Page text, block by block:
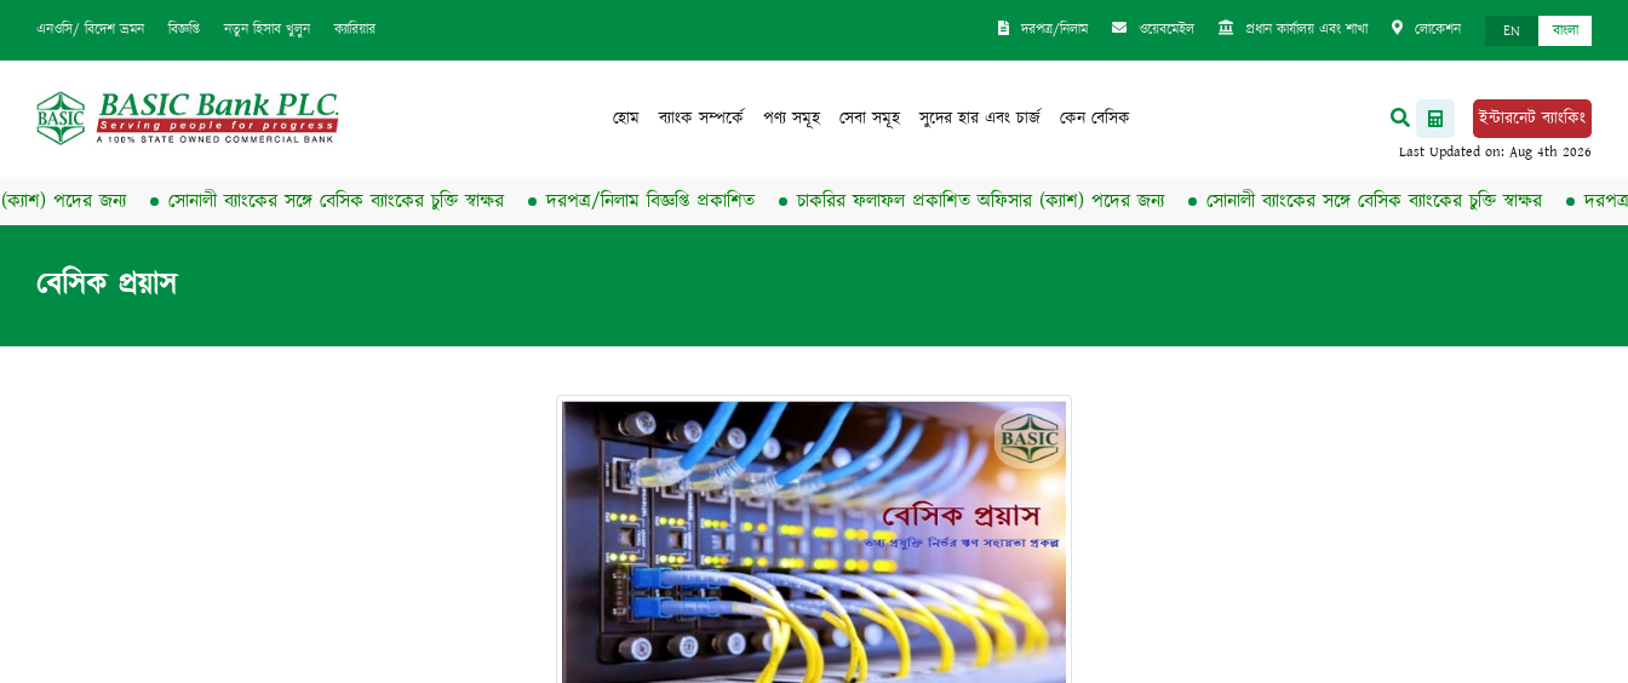
এনওসি/ বিদেশ ভ্রমন বিজ্ঞপ্তি নতুন হিসাব খুলুন ক্যারিয়ার দরপত্র/নিলাম ওয়েবমেইল প্রধান কার্যালয় এবং শাখা লোকেশন EN বাংলা
হোম ব্যাংক সম্পর্কে পণ্য সমূহ সেবা সমূহ সুদের হার এবং চার্জ কেন বেসিক ইন্টারনেট ব্যাংকিং
পদের জন্য সোনালী ব্যাংকের সঙ্গে বেসিক ব্যাংকের চুক্তি স্বাক্ষর দরপত্র/নিলাম বিজ্ঞপ্তি প্রকাশিত চাকরির ফলাফল প্রকাশিত অফিসার (ক্যাশ) পদের জন্য সোনালী ব্যাংকের সঙ্গে বেসিক ব্যাংকের চুক্তি স্বাক্ষর দরপত্র/
বেসিক প্রয়াস